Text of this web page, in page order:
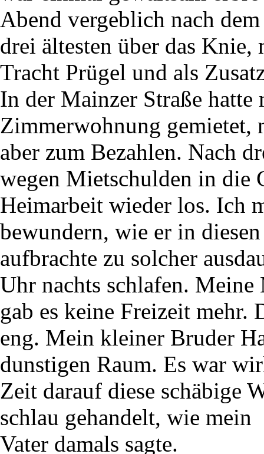
Abend vergeblich nach
drei ältesten über das
Tracht Prügel und als
In der Mainzer Straße hatte
Zimmerwohnung gemietet,
aber zum Bezahlen. Nach
wegen Mietschulden in die
Heimarbeit wieder los. Ich
bewundern, wie er in
aufbrachte zu solcher
Uhr nachts schlafen.
gab es keine Freizeit mehr.
eng. Mein kleiner Bruder
dunstigen Raum. Es war
Zeit darauf diese schäbige
schlau gehandelt, wie mein
Vater damals sagte.